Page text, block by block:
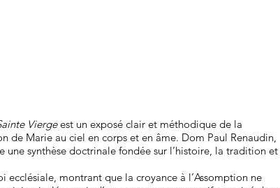
Viergeest un exposé clair et méthodique de la
de Marie au ciel en corps et en âme. Dom Paul Renaudin,
une synthèse doctrinale fondée sur l’histoire, la tradition et
ecclésiale, montrant que la croyance à l’Assomption ne